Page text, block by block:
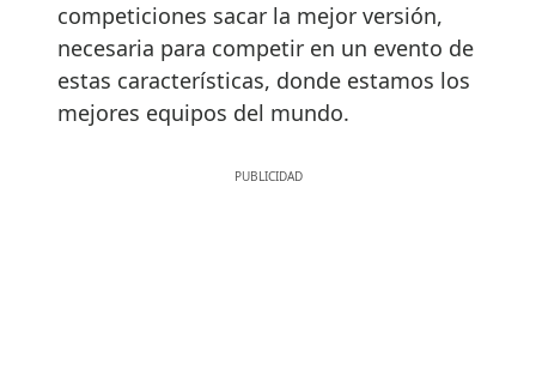
competiciones sacar la mejor versión,
necesaria para competir en un evento de
estas características, donde estamos los
mejores equipos del mundo.